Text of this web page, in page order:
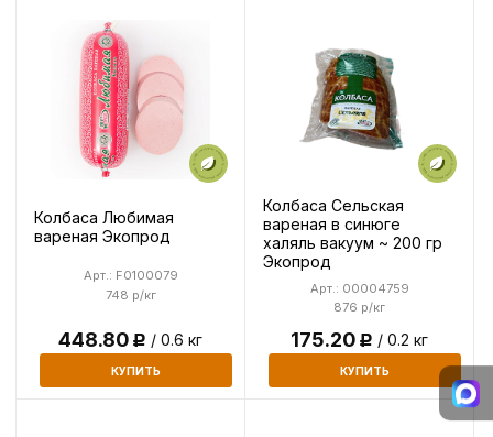
Колбаса Любимая
вареная Экопрод
748 р/кг
Арт.: F0100079
448.80Р / 0.6 кг
КУПИТЬ
Колбаса Сельская
вареная в синюге
халяль вакуум ~ 200 гр
Экопрод
876 р/кг
Арт.: 00004759
175.20Р / 0.2 кг
КУПИТЬ